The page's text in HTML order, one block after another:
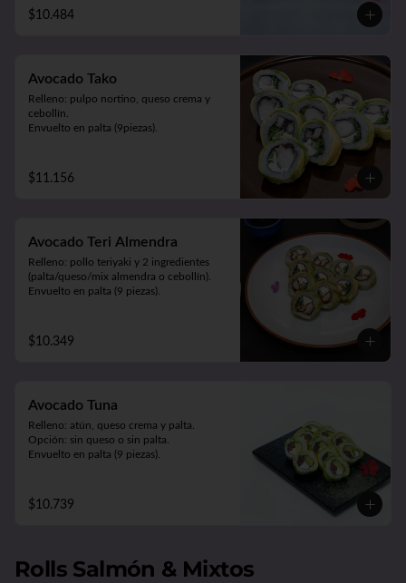
$10.484
Avocado Tako
Relleno: pulpo nortino, queso crema y
cebollín.
Envuelto en palta (9piezas).
$11.156
Avocado Teri Almendra
Relleno: pollo teriyaki y 2 ingredientes
(palta/queso/mix almendra o cebollín).
Envuelto en palta (9 piezas).
$10.349
Avocado Tuna
Relleno: atún, queso crema y palta.
Opción: sin queso o sin palta.
Envuelto en palta (9 piezas).
$10.739
Rolls Salmón & Mixtos